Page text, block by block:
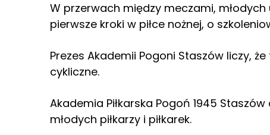
W przerwach między meczami,
pierwsze kroki w piłce nożnej, o
Prezes Akademii Pogoni Staszów liczy,
cykliczne.
Akademia Piłkarska Pogoń 1945
młodych piłkarzy i piłkarek.